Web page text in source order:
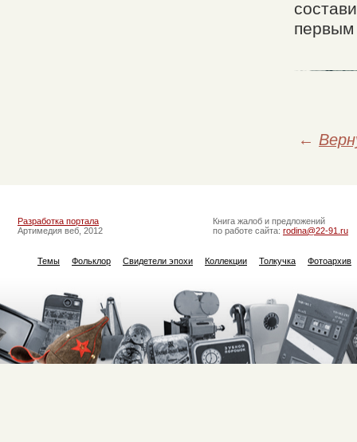
←
Разработка портала
Артимедия веб, 2012
Книга жалоб и предложений
по работе сайта: rodina@22-91.ru
Темы Фольклор Свидетели эпохи Коллекции Толкучка Фотоархив